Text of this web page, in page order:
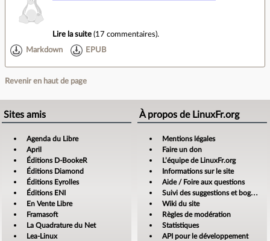
Lire la suite (17 commentaires).
Markdown EPUB
Revenir en haut de page
Sites amis
Agenda du Libre
April
Éditions D-BookeR
Éditions Diamond
Éditions Eyrolles
Éditions ENI
En Vente Libre
Framasoft
La Quadrature du Net
Lea-Linux
À propos de LinuxFr.org
Mentions légales
Faire un don
L’équipe de LinuxFr.org
Informations sur le site
Aide / Foire aux questions
Suivi des suggestions et bogues
Wiki du site
Règles de modération
Statistiques
API pour le développement